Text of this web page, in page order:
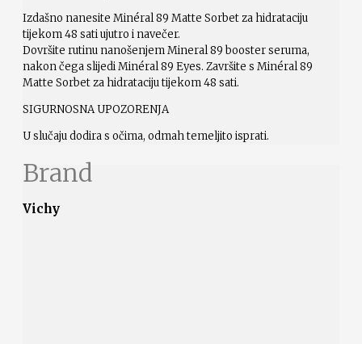
Izdašno nanesite Minéral 89 Matte Sorbet za hidrataciju
tijekom 48 sati ujutro i navečer.
Dovršite rutinu nanošenjem Mineral 89 booster seruma,
nakon čega slijedi Minéral 89 Eyes. Završite s Minéral 89
Matte Sorbet za hidrataciju tijekom 48 sati.
SIGURNOSNA UPOZORENJA
U slučaju dodira s očima, odmah temeljito isprati.
Brand
Vichy